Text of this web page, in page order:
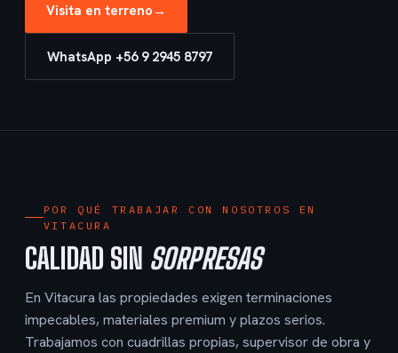
Visita en terreno →
WhatsApp +56 9 2945 8797
POR QUÉ TRABAJAR CON NOSOTROS EN
VITACURA
CALIDAD SIN SORPRESAS
En Vitacura las propiedades exigen terminaciones
impecables, materiales premium y plazos serios.
Trabajamos con cuadrillas propias, supervisor de obra y